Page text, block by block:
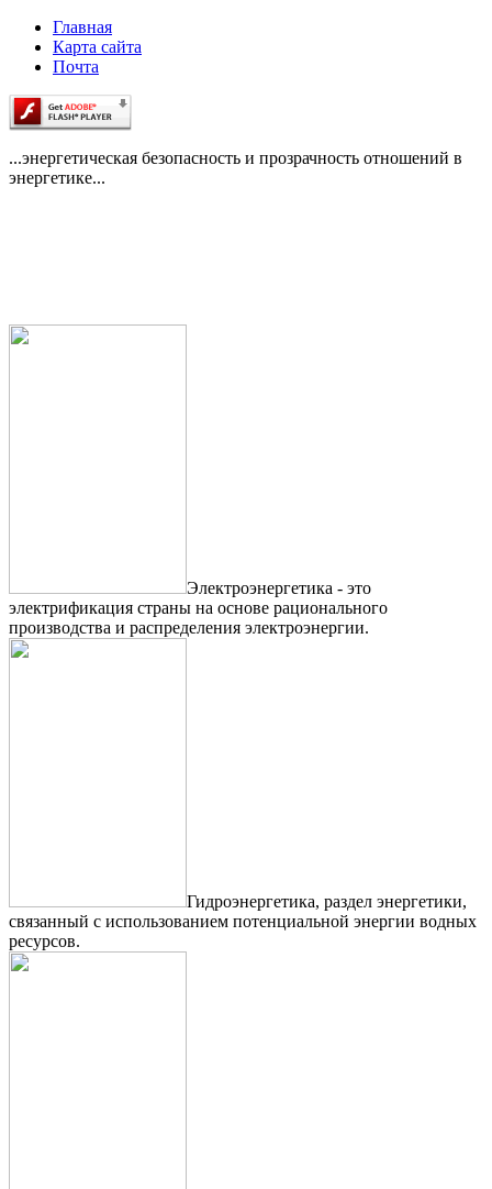
Главная
Карта сайта
Почта
...энергетическая безопасность и прозрачность отношений в
энергетике...
Электроэнергетика - это
электрификация страны на основе рационального
производства и распределения электроэнергии.
Гидроэнергетика, раздел энергетики,
связанный с использованием потенциальной энергии водных
ресурсов.